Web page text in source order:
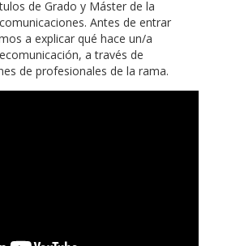
de Grado y Máster de la
Antes de entrar
a explicar qué hace un/a
a través de
de profesionales de la rama.